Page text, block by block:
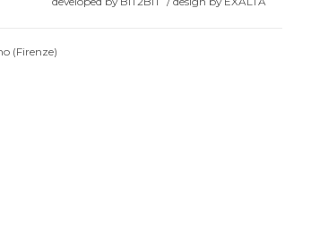
(Firenze)